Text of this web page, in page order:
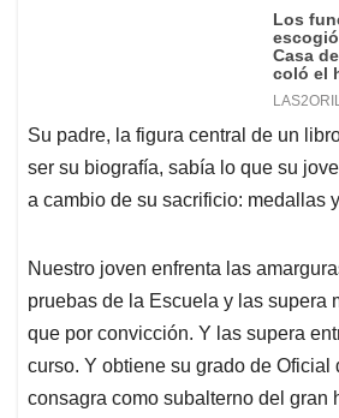
Su padre, la figura central de un
ser su biografía, sabía lo que su
a cambio de su sacrificio: medallas
Nuestro joven enfrenta las
pruebas de la Escuela y las supera
que por convicción. Y las supera
curso. Y obtiene su grado de Oficial
consagra como subalterno del gran